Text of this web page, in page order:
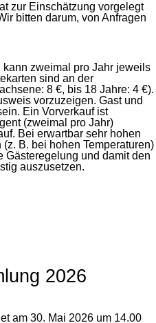
zur Einschätzung vorgelegt
bitten darum, von Anfragen
zweimal pro Jahr jeweils
sind an der
8 €, bis 18 Jahre: 4 €).
vorzuzeigen. Gast und
Ein Vorverkauf ist
(zweimal pro Jahr)
Bei erwartbar sehr hohen
B. bei hohen Temperaturen)
Gästeregelung und damit den
auszusetzen.
2026
am 30. Mai 2026 um 14.00